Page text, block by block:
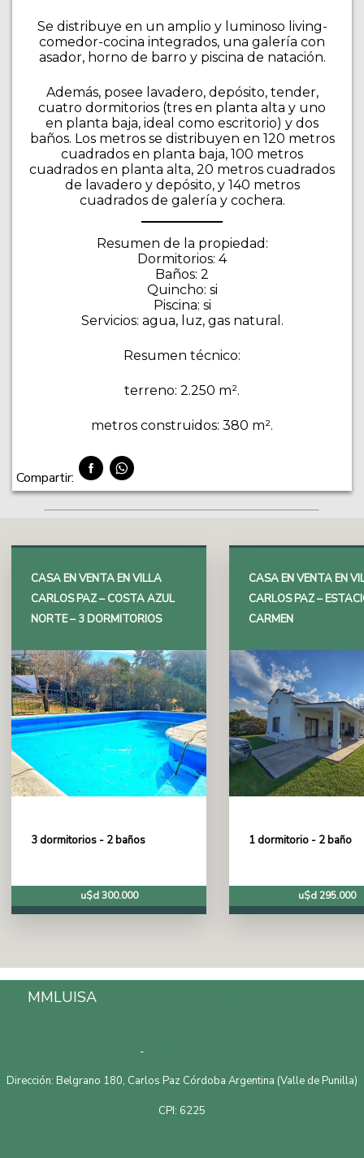
Se distribuye en un amplio y luminoso living-
comedor-cocina integrados, una galería con
asador, horno de barro y piscina de natación.
Además, posee lavadero, depósito, tender,
cuatro dormitorios (tres en planta alta y uno
en planta baja, ideal como escritorio) y dos
baños. Los metros se distribuyen en 120 metros
cuadrados en planta baja, 100 metros
cuadrados en planta alta, 20 metros cuadrados
de lavadero y depósito, y 140 metros
cuadrados de galería y cochera.
Resumen de la propiedad:
Dormitorios: 4
Baños: 2
Quincho: si
Piscina: si
Servicios: agua, luz, gas natural.
Resumen técnico:
terreno: 2.250 m².
metros construidos: 380 m².
Compartir:
CASA EN VENTA EN VILLA
CARLOS PAZ – COSTA AZUL
NORTE – 3 DORMITORIOS
3 dormitorios - 2 baños
u$d 300.000
CASA EN VENTA EN
CARLOS PAZ –
CARMEN
1 dormitorio - 2 baño
u$d 295.000
MMLUISA
-
Dirección: Belgrano 180, Carlos Paz Córdoba Argentina (Valle de Punilla)
CPI: 6225